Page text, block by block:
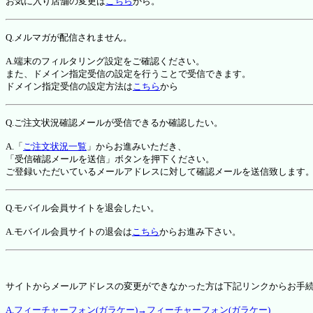
Q.メルマガが配信されません。
A.端末のフィルタリング設定をご確認ください。
また、ドメイン指定受信の設定を行うことで受信できます。
ドメイン指定受信の設定方法はこちらから
Q.ご注文状況確認メールが受信できるか確認したい。
A.「 ご注文状況一覧 」からお進みいただき、
「受信確認メールを送信」ボタンを押下ください。
ご登録いただいているメールアドレスに対して確認メールを送信致します。
Q.モバイル会員サイトを退会したい。
A.モバイル会員サイトの退会はこちらからお進み下さい。
サイトからメールアドレスの変更ができなかった方は下記リンクからお手
A.フィーチャーフォン(ガラケー)→フィーチャーフォン(ガラケー)